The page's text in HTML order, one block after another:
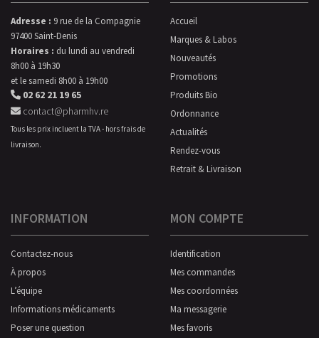
Adresse : 9 rue de la Compagnie
97400 Saint-Denis
Horaires : du lundi au vendredi
8h00 à 19h30
et le samedi 8h00 à 19h00
02 62 21 19 65
contact@pharmhv.re
Tous les prix incluent la TVA - hors frais de
livraison.
Accueil
Marques & Labos
Nouveautés
Promotions
Produits Bio
Ordonnance
Actualités
Rendez-vous
Retrait & Livraison
INFORMATION
Contactez-nous
À propos
L’équipe
Informations médicaments
Poser une question
MON COMPTE
Identification
Mes commandes
Mes coordonnées
Ma messagerie
Mes favoris